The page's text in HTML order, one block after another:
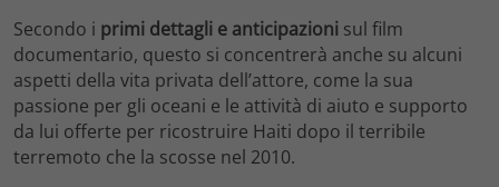
Secondo i primi dettagli e anticipazioni sul film
documentario, questo si concentrerà anche su alcuni
aspetti della vita privata dell’attore, come la sua
passione per gli oceani e le attività di aiuto e supporto
da lui offerte per ricostruire Haiti dopo il terribile
terremoto che la scosse nel 2010.